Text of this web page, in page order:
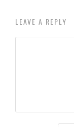
LEAVE A REPLY